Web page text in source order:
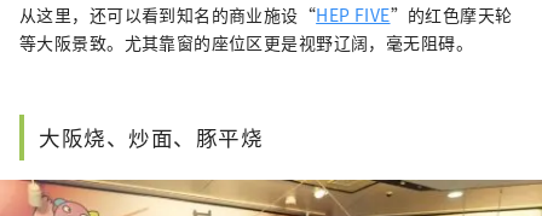
从这里，还可以看到知名的商业施设“HEP FIVE”的红色摩天轮
等大阪景致。尤其靠窗的座位区更是视野辽阔，毫无阻碍。
大阪烧、炒面、豚平烧